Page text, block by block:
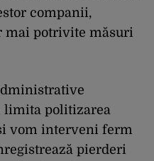
companii,
mai potrivite măsuri
limita politizarea
vom interveni ferm
pierderi